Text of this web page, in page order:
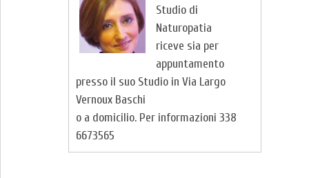
Studio di
Naturopatia
riceve sia per
appuntamento
presso il suo Studio in Via Largo
Vernoux Baschi
o a domicilio. Per informazioni 338
6673565